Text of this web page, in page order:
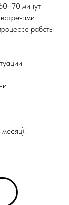
минут
работы
месяц).